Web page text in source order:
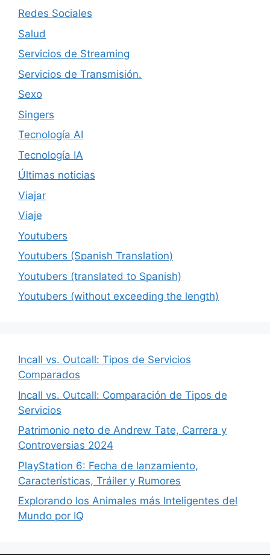
Redes Sociales
Salud
Servicios de Streaming
Servicios de Transmisión.
Sexo
Singers
Tecnología AI
Tecnología IA
Últimas noticias
Viajar
Viaje
Youtubers
Youtubers (Spanish Translation)
Youtubers (translated to Spanish)
Youtubers (without exceeding the length)
Incall vs. Outcall: Tipos de Servicios
Comparados
Incall vs. Outcall: Comparación de Tipos de
Servicios
Patrimonio neto de Andrew Tate, Carrera y
Controversias 2024
PlayStation 6: Fecha de lanzamiento,
Características, Tráiler y Rumores
Explorando los Animales más Inteligentes del
Mundo por IQ